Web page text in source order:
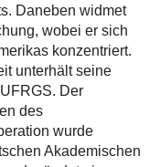
Daneben widmet
wobei er sich
konzentriert.
unterhält seine
Der
des
wurde
Akademischen